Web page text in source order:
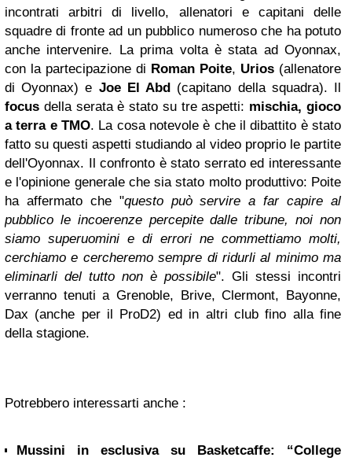
incontrati arbitri di livello, allenatori e capitani delle
squadre di fronte ad un pubblico numeroso che ha potuto
anche intervenire. La prima volta è stata ad Oyonnax,
con la partecipazione di Roman Poite, Urios (allenatore
di Oyonnax) e Joe El Abd (capitano della squadra). Il
focus della serata è stato su tre aspetti: mischia, gioco
a terra e TMO. La cosa notevole è che il dibattito è stato
fatto su questi aspetti studiando al video proprio le partite
dell'Oyonnax. Il confronto è stato serrato ed interessante
e l'opinione generale che sia stato molto produttivo: Poite
ha affermato che "questo può servire a far capire al
pubblico le incoerenze percepite dalle tribune, noi non
siamo superuomini e di errori ne commettiamo molti,
cerchiamo e cercheremo sempre di ridurli al minimo ma
eliminarli del tutto non è possibile". Gli stessi incontri
verranno tenuti a Grenoble, Brive, Clermont, Bayonne,
Dax (anche per il ProD2) ed in altri club fino alla fine
della stagione.
Potrebbero interessarti anche :
Mussini in esclusiva su Basketcaffe: “College